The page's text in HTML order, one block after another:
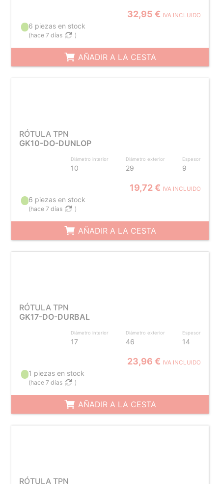
32,95 € IVA INCLUIDO
6 piezas en stock
(hace 7 días )
AÑADIR A LA CESTA
RÓTULA TPN
GK10-DO-DUNLOP
Diámetro interior
10
Diámetro exterior
29
Espesor
9
19,72 € IVA INCLUIDO
6 piezas en stock
(hace 7 días )
AÑADIR A LA CESTA
RÓTULA TPN
GK17-DO-DURBAL
Diámetro interior
17
Diámetro exterior
46
Espesor
14
23,96 € IVA INCLUIDO
1 piezas en stock
(hace 7 días )
AÑADIR A LA CESTA
RÓTULA TPN